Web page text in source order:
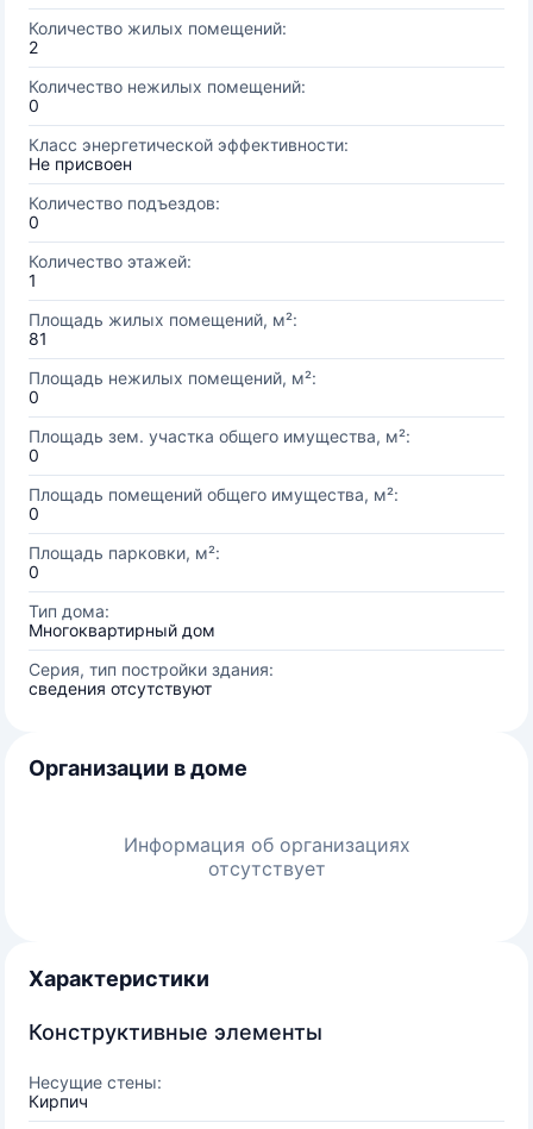
Количество жилых помещений:
2
Количество нежилых помещений:
0
Класс энергетической эффективности:
Не присвоен
Количество подъездов:
0
Количество этажей:
1
Площадь жилых помещений, м²:
81
Площадь нежилых помещений, м²:
0
Площадь зем. участка общего имущества, м²:
0
Площадь помещений общего имущества, м²:
0
Площадь парковки, м²:
0
Тип дома:
Многоквартирный дом
Серия, тип постройки здания:
сведения отсутствуют
Организации в доме
Информация об организациях
отсутствует
Характеристики
Конструктивные элементы
Несущие стены:
Кирпич